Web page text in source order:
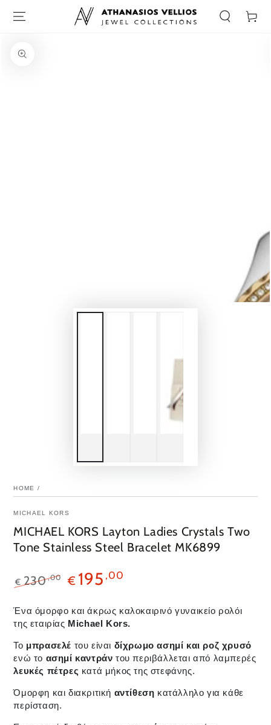
Καλάθι
HOME /
MICHAEL KORS
MICHAEL KORS Layton Ladies Crystals Two
Tone Stainless Steel Bracelet MK6899
€ 230,00 € 195 ,00
Ένα όμορφο και άκρως καλοκαιρινό γυναικείο ρολόι
της εταιρίας Michael Kors.
Το μπρασελέ του είναι δίχρωμο ασημί και ροζ χρυσό
ενώ το ασημί καντράν του περιβάλλεται από λαμπερές
λευκές πέτρες κατά μήκος της στεφάνης.
Όμορφη και διακριτική αντίθεση κατάλληλο για κάθε
περίσταση.